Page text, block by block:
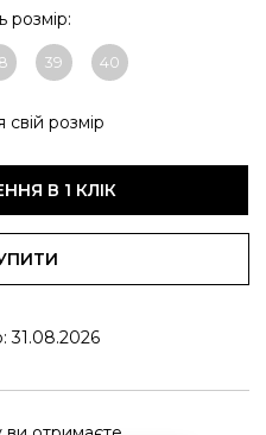
розмір:
39 40
свій розмір
В 1 КЛІК
31.08.2026